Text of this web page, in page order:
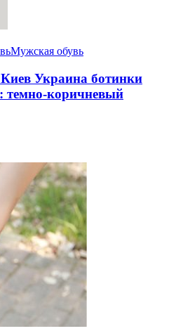
Мужская обувь
Украина ботинки
темно-коричневый